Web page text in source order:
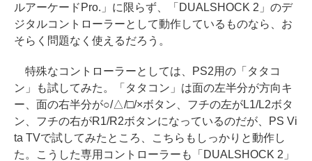
ルアーケードPro.」に限らず、「DUALSHOCK 2」のデ
ジタルコントローラーとして動作しているものなら、お
そらく問題なく使えるだろう。
特殊なコントローラーとしては、PS2用の「タタコ
ン」も試してみた。「タタコン」は面の左半分が方向キ
ー、面の右半分が○/△/□/×ボタン、フチの左がL1/L2ボタ
ン、フチの右がR1/R2ボタンになっているのだが、PS Vi
ta TVで試してみたところ、こちらもしっかりと動作し
た。こうした専用コントローラーも「DUALSHOCK 2」